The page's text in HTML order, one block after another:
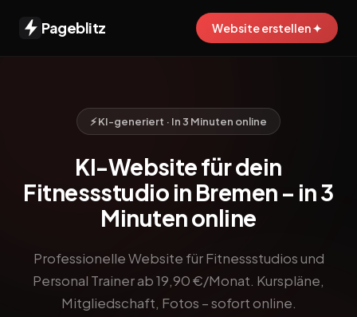
Pageblitz Website erstellen ✦
⚡ KI-generiert · In 3 Minuten online
KI-Website für dein
Fitnessstudio in Bremen – in 3
Minuten online
Professionelle Website für Fitnessstudios und
Personal Trainer ab 19,90 €/Monat. Kurspläne,
Mitgliedschaft, Fotos – sofort online.